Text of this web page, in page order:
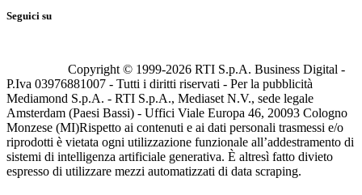
Seguici su
Copyright © 1999-2026 RTI S.p.A. Business Digital -
P.Iva 03976881007 - Tutti i diritti riservati - Per la pubblicità
Mediamond S.p.A. - RTI S.p.A., Mediaset N.V., sede legale
Amsterdam (Paesi Bassi) - Uffici Viale Europa 46, 20093 Cologno
Monzese (MI)Rispetto ai contenuti e ai dati personali trasmessi e/o
riprodotti è vietata ogni utilizzazione funzionale all’addestramento di
sistemi di intelligenza artificiale generativa. È altresì fatto divieto
espresso di utilizzare mezzi automatizzati di data scraping.